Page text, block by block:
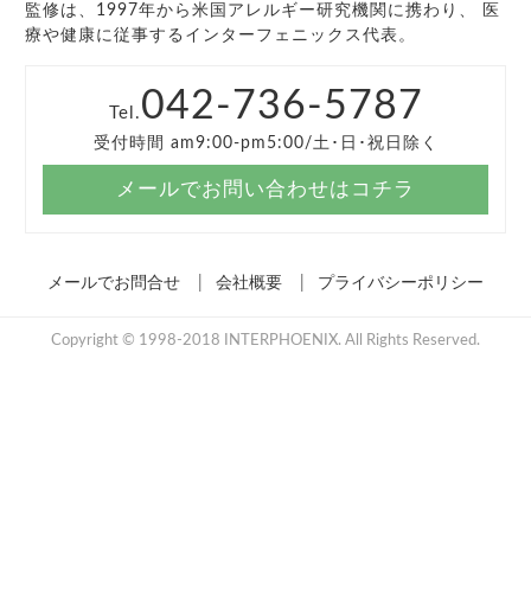
監修は、1997年から米国アレルギー研究機関に携わり、 医
療や健康に従事するインターフェニックス代表。
Tel. 042-736-5787
受付時間 am9:00-pm5:00/土･日･祝日除く
メールでお問い合わせはコチラ
メールでお問合せ 会社概要 プライバシーポリシー
Copyright © 1998-2018 INTERPHOENIX. All Rights Reserved.